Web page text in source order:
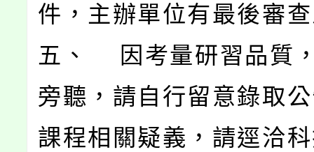
件，主辦單位有最後審
五、 因考量研習品質
旁聽，請自行留意錄取
課程相關疑義，請逕洽